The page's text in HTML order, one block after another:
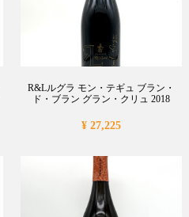
R&Lルグラ モン・テギュ ブラン・
ド・ブラン グラン・クリュ 2018
¥ 27,225